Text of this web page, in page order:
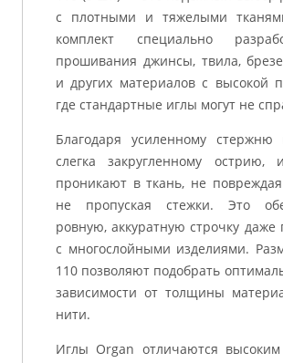
с плотными и тяжелыми
комплект специально
прошивания джинсы, твила,
и других материалов с высокой
где стандартные иглы могут не
Благодаря усиленному стержню
слегка закругленному острию,
проникают в ткань, не
не пропуская стежки. Это
ровную, аккуратную строчку даже
с многослойными изделиями.
110 позволяют подобрать
зависимости от толщины
нити.
Иглы Organ отличаются высоким